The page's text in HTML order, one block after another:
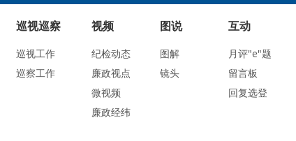
巡视巡察
巡视工作
巡察工作
视频
纪检动态
廉政视点
微视频
廉政经纬
图说
图解
镜头
互动
月评"e"题
留言板
回复选登